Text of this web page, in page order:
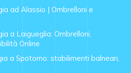
ad Alassio | Ombrelloni e
a Laigueglia: Ombrelloni,
Online
a Spotorno: stabilimenti balneari,